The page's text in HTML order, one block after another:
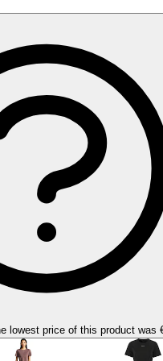
lowest price of this product was